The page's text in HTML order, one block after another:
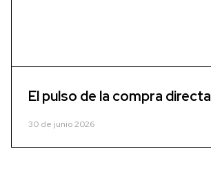
El pulso de la compra directa
30 de junio 2026